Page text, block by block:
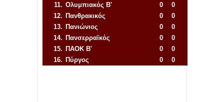
11. Ολυμπιακός Β' 0
0
12. Πανθρακικός 0
0
13. Πανιώνιος 0
0
14. Πανσερραϊκός 0
0
15. ΠΑΟΚ Β' 0
0
16. Πύργος 0
0